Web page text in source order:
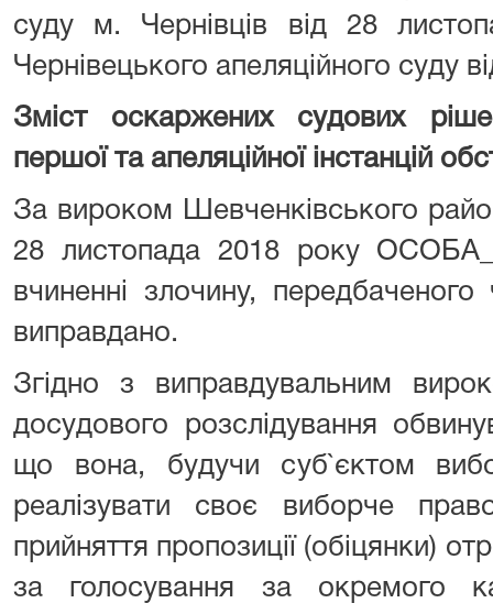
суду м. Чернівців від 28
Чернівецького апеляційного суду
Зміст оскаржених судових
першої та апеляційної інстанцій
За вироком Шевченківського
28 листопада 2018 року
вчиненні злочину,
виправдано.
Згідно з виправдувальним
досудового розслідування
що вона, будучи суб`єктом
реалізувати своє виборче
прийняття пропозиції (обіцянки)
за голосування за окремого